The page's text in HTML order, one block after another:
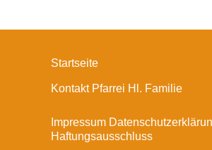
Startseite
Kontakt Pfarrei Hl. Familie
Impressum
Haftungsausschluss